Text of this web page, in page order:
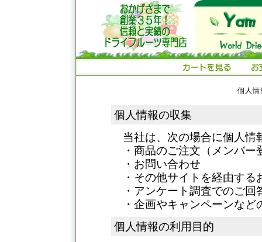
個人情
個人情報の収集
当社は、次の場合に個人情
・商品のご注文（メンバ
・お問い合わせ
・その他サイトを経由す
・アンケート調査でのご回
・企画やキャンペーンなど
個人情報の利用目的